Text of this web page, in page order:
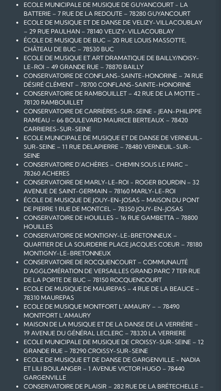
ECOLE MUNICIPALE DE MUSIQUE DE GUYANCOURT - LA
BATTERIE – 7 RUE DE LA REDOUTE – 78280 GUYANCOURT
ECOLE DE MUSIQUE ET DE DANSE DE VELIZY-VILLACOUBLAY
– 29 RUE PAULHAN – 78140 VELIZY-VILLACOUBLAY
ÉCOLE DE MUSIQUE DE BUC – 20 RUE LOUIS MASSOTTE,
CHÂTEAU DE BUC – 78530 BUC
ECOLE DE MUSIQUE ET ART DRAMATIQUE DE BAILLY/NOISY-
LE-ROI – 49 GRANDE RUE – 78870 BAILLY
CONSERVATOIRE DE CONFLANS-SAINTE-HONORINE – 74 RUE
DÉSIRÉ CLÉMENT – 78700 CONFLANS-SAINTE-HONORINE
CONSERVATOIRE DE RAMBOUILLET – 42 RUE DE LA MOTTE –
78120 RAMBOUILLET
CONSERVATOIRE DE CARRIÈRES-SUR-SEINE - JEAN-PHILIPPE
RAMEAU – 66 BOULEVARD MAURICE BERTEAUX – 78420
CARRIERES-SUR-SEINE
ECOLE MUNICIPALE DE MUSIQUE ET DE DANSE DE VERNEUIL-
SUR-SEINE – 11 RUE DELAPIERRE – 78480 VERNEUIL-SUR-
SEINE
CONSERVATOIRE D'ACHÈRES – CHEMIN SOUS LE PARC –
78260 ACHERES
CONSERVATOIRE DE MARLY-LE-ROI - ROGER BOURDIN – 32
AVENUE DE SAINT-GERMAIN – 78160 MARLY-LE-ROI
ÉCOLE DE MUSIQUE DE JOUY-EN-JOSAS – MAISON DU PONT
DE PIERRE 1 RUE DE MONTCEL – 78350 JOUY-EN-JOSAS
CONSERVATOIRE DE HOUILLES – 16 RUE GAMBETTA – 78800
HOUILLES
CONSERVATOIRE DE MONTIGNY-LE-BRETONNEUX –
QUARTIER DE LA SOURDERIE PLACE JACQUES COEUR – 78180
MONTIGNY-LE-BRETONNEUX
CONSERVATOIRE DE ROCQUENCOURT – COMMUNAUTÉ
D'AGGLOMÉRATION DE VERSAILLES GRAND PARC 7 TER RUE
DE LA PORTE DE BUC – 78150 ROCQUENCOURT
ECOLE DE MUSIQUE DE MAUREPAS – 4 RUE DE LA BEAUCE –
78310 MAUREPAS
ECOLE DE MUSIQUE MONTFORT L'AMAURY – – 78490
MONTFORT L'AMAURY
MAISON DE LA MUSIQUE ET DE LA DANSE DE LA VERRIÈRE –
19 AVENUE DU GÉNÉRAL LECLERC – 78320 LA VERRIERE
ECOLE MUNICIPALE DE MUSIQUE DE CROISSY-SUR-SEINE – 12
GRANDE RUE – 78290 CROISSY-SUR-SEINE
ECOLE DE MUSIQUE ET DE DANSE DE GARGENVILLE - NADIA
ET LILI BOULANGER – 1 AVENUE VICTOR HUGO – 78440
GARGENVILLE
CONSERVATOIRE DE PLAISIR – 282 RUE DE LA BRÉTECHELLE –